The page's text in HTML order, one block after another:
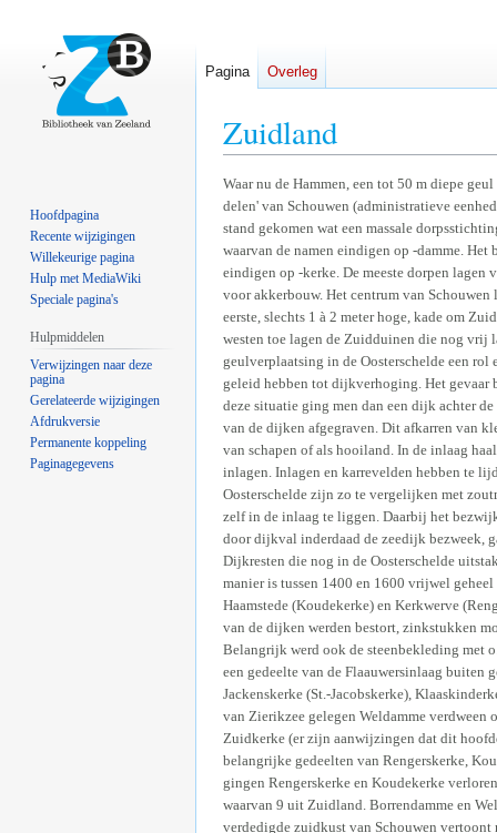
Zuidland
Naar
navigatie
springen
Naar
zoeken
springen
Waar nu de Hammen, een tot 50 m diepe
delen' van Schouwen (administratieve
stand gekomen wat een massale
waarvan de namen eindigen op -damme.
eindigen op -kerke. De meeste dorpen
voor akkerbouw. Het centrum van
eerste, slechts 1 à 2 meter hoge, kade om
westen toe lagen de Zuidduinen die nog vrij
geulverplaatsing in de Oosterschelde een
geleid hebben tot dijkverhoging. Het
deze situatie ging men dan een dijk achter
van de dijken afgegraven. Dit afkarren van
van schapen of als hooiland. In de inlaag
inlagen. Inlagen en karrevelden hebben te
Oosterschelde zijn zo te vergelijken met
zelf in de inlaag te liggen. Daarbij het
door dijkval inderdaad de zeedijk bezweek,
Dijkresten die nog in de Oosterschelde
manier is tussen 1400 en 1600 vrijwel
Haamstede (Koudekerke) en Kerkwerve
van de dijken werden bestort, zinkstukken
Belangrijk werd ook de steenbekleding met
een gedeelte van de Flaauwersinlaag
Jackenskerke (St.-Jacobskerke),
van Zierikzee gelegen Weldamme verdween
Zuidkerke (er zijn aanwijzingen dat dit
belangrijke gedeelten van Rengerskerke,
gingen Rengerskerke en Koudekerke
waarvan 9 uit Zuidland. Borrendamme en
verdedigde zuidkust van Schouwen
Pagina Overleg
Hoofdpagina
Recente wijzigingen
Willekeurige pagina
Hulp met MediaWiki
Speciale pagina's
Hulpmiddelen
Verwijzingen naar deze
pagina
Gerelateerde wijzigingen
Afdrukversie
Permanente koppeling
Paginagegevens